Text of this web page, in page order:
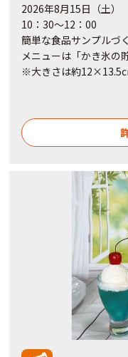
2026年8月15日（土）
10：30～12：00
簡単な食品サンプルづ
メニューは「かき氷の
※大きさは約